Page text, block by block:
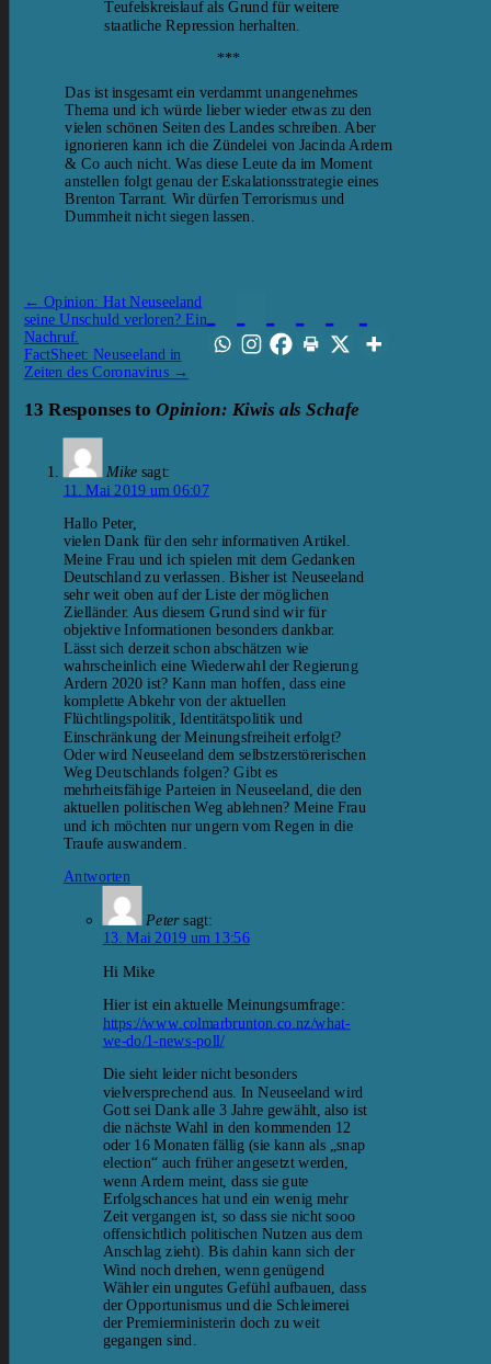
Teufelskreislauf als Grund für weitere
staatliche Repression herhalten.
***
Das ist insgesamt ein verdammt unangenehmes
Thema und ich würde lieber wieder etwas zu den
vielen schönen Seiten des Landes schreiben. Aber
ignorieren kann ich die Zündelei von Jacinda Ardern
& Co auch nicht. Was diese Leute da im Moment
anstellen folgt genau der Eskalationsstrategie eines
Brenton Tarrant. Wir dürfen Terrorismus und
Dummheit nicht siegen lassen.
← Opinion: Hat Neuseeland
seine Unschuld verloren? Ein
Nachruf.
FactSheet: Neuseeland in
Zeiten des Coronavirus →
13 Responses toOpinion: Kiwis als Schafe
Mike sagt:
11. Mai 2019 um 06:07
Hallo Peter,
vielen Dank für den sehr informativen Artikel.
Meine Frau und ich spielen mit dem Gedanken
Deutschland zu verlassen. Bisher ist Neuseeland
sehr weit oben auf der Liste der möglichen
Zielländer. Aus diesem Grund sind wir für
objektive Informationen besonders dankbar.
Lässt sich derzeit schon abschätzen wie
wahrscheinlich eine Wiederwahl der Regierung
Ardern 2020 ist? Kann man hoffen, dass eine
komplette Abkehr von der aktuellen
Flüchtlingspolitik, Identitätspolitik und
Einschränkung der Meinungsfreiheit erfolgt?
Oder wird Neuseeland dem selbstzerstörerischen
Weg Deutschlands folgen? Gibt es
mehrheitsfähige Parteien in Neuseeland, die den
aktuellen politischen Weg ablehnen? Meine Frau
und ich möchten nur ungern vom Regen in die
Traufe auswandern.
Antworten
Peter sagt:
13. Mai 2019 um 13:56
Hi Mike
Hier ist ein aktuelle Meinungsumfrage:
https://www.colmarbrunton.co.nz/what-
we-do/1-news-poll/
Die sieht leider nicht besonders
vielversprechend aus. In Neuseeland wird
Gott sei Dank alle 3 Jahre gewählt, also ist
die nächste Wahl in den kommenden 12
oder 16 Monaten fällig (sie kann als „snap
election“ auch früher angesetzt werden,
wenn Ardern meint, dass sie gute
Erfolgschances hat und ein wenig mehr
Zeit vergangen ist, so dass sie nicht sooo
offensichtlich politischen Nutzen aus dem
Anschlag zieht). Bis dahin kann sich der
Wind noch drehen, wenn genügend
Wähler ein ungutes Gefühl aufbauen, dass
der Opportunismus und die Schleimerei
der Premierministerin doch zu weit
gegangen sind.